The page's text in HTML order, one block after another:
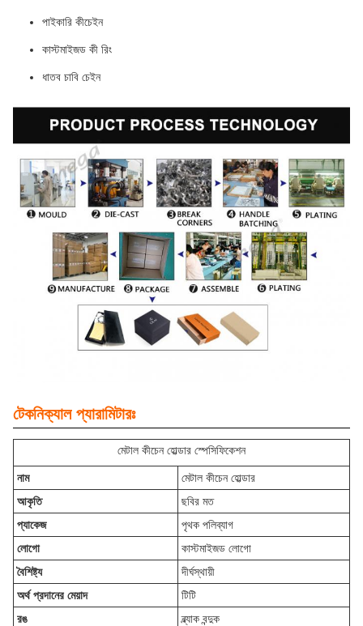
পাইকারি কীচেইন
কাস্টমাইজড কী রিং
ধাতব চাবি চেইন
টেকনিক্যাল প্যারামিটারঃ
মেটাল কীচেন হোল্ডার স্পেসিফিকেশন
নাম
মেটাল কীচেন হোল্ডার
আকৃতি
ছবির মত
প্যাকেজ
পৃথক পলিব্যাগ
লোগো
কাস্টমাইজড লোগো
বৈশিষ্ট্য
দীর্ঘস্থায়ী
অর্থ প্রদানের মেয়াদ
টিটি
রঙ
ব্ল্যাক বন্দুক